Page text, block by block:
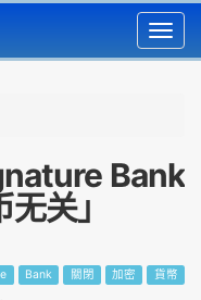
Bank
关」
Bank 關閉 加密 貨幣